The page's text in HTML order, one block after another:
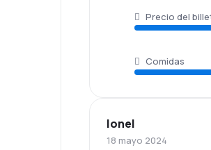
Precio del
Comidas
Ionel
18 mayo 2024